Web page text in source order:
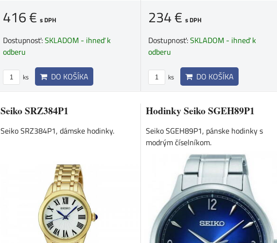
416 € s DPH
Dostupnosť:SKLADOM - ihneď k
odberu
ks DO KOŠÍKA
234 € s DPH
Dostupnosť:SKLADOM - ihneď k
odberu
ks DO KOŠÍKA
Seiko SRZ384P1
Seiko SRZ384P1, dámske hodinky.
Hodinky Seiko SGEH89P1
Seiko SGEH89P1, pánske hodinky s
modrým číselníkom.